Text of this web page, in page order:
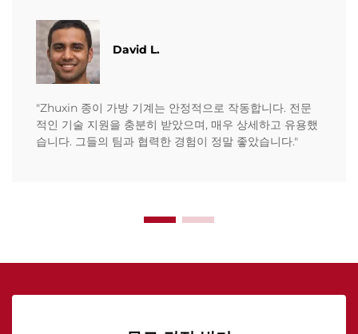
David L.
"Zhuxin 종이 가방 기계는 안정적으로 작동합니다. 전문
적인 기술 지원을 충분히 받았으며, 매우 상세하고 유용했
습니다. 그들의 팀과 협력한 경험이 정말 좋았습니다."